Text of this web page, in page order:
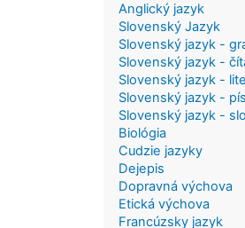
Anglický jazyk
Slovenský Jazyk
Slovenský jazyk -
Slovenský jazyk -
Slovenský jazyk -
Slovenský jazyk -
Slovenský jazyk -
Biológia
Cudzie jazyky
Dejepis
Dopravná výchova
Etická výchova
Francúzsky jazyk